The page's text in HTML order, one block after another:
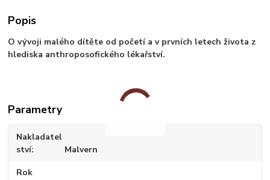
Popis
O vývoji malého dítěte od početí a v prvních letech života z
hlediska anthroposofického lékařství.
Parametry
Nakladatel
ství
Malvern
Rok